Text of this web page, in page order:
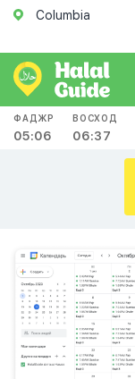
Columbia
ФАДЖР
05:06
ВОСХОД
06:37